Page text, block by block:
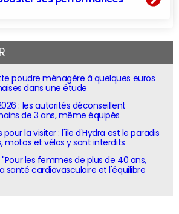
poudre ménagère à quelques euros
dans une étude
: les autorités déconseillent
de 3 ans, même équipés
pour la visiter : l'île d'Hydra est le paradis
motos et vélos y sont interdits
"Pour les femmes de plus de 40 ans,
santé cardiovasculaire et l'équilibre